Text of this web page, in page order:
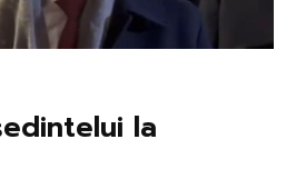
la